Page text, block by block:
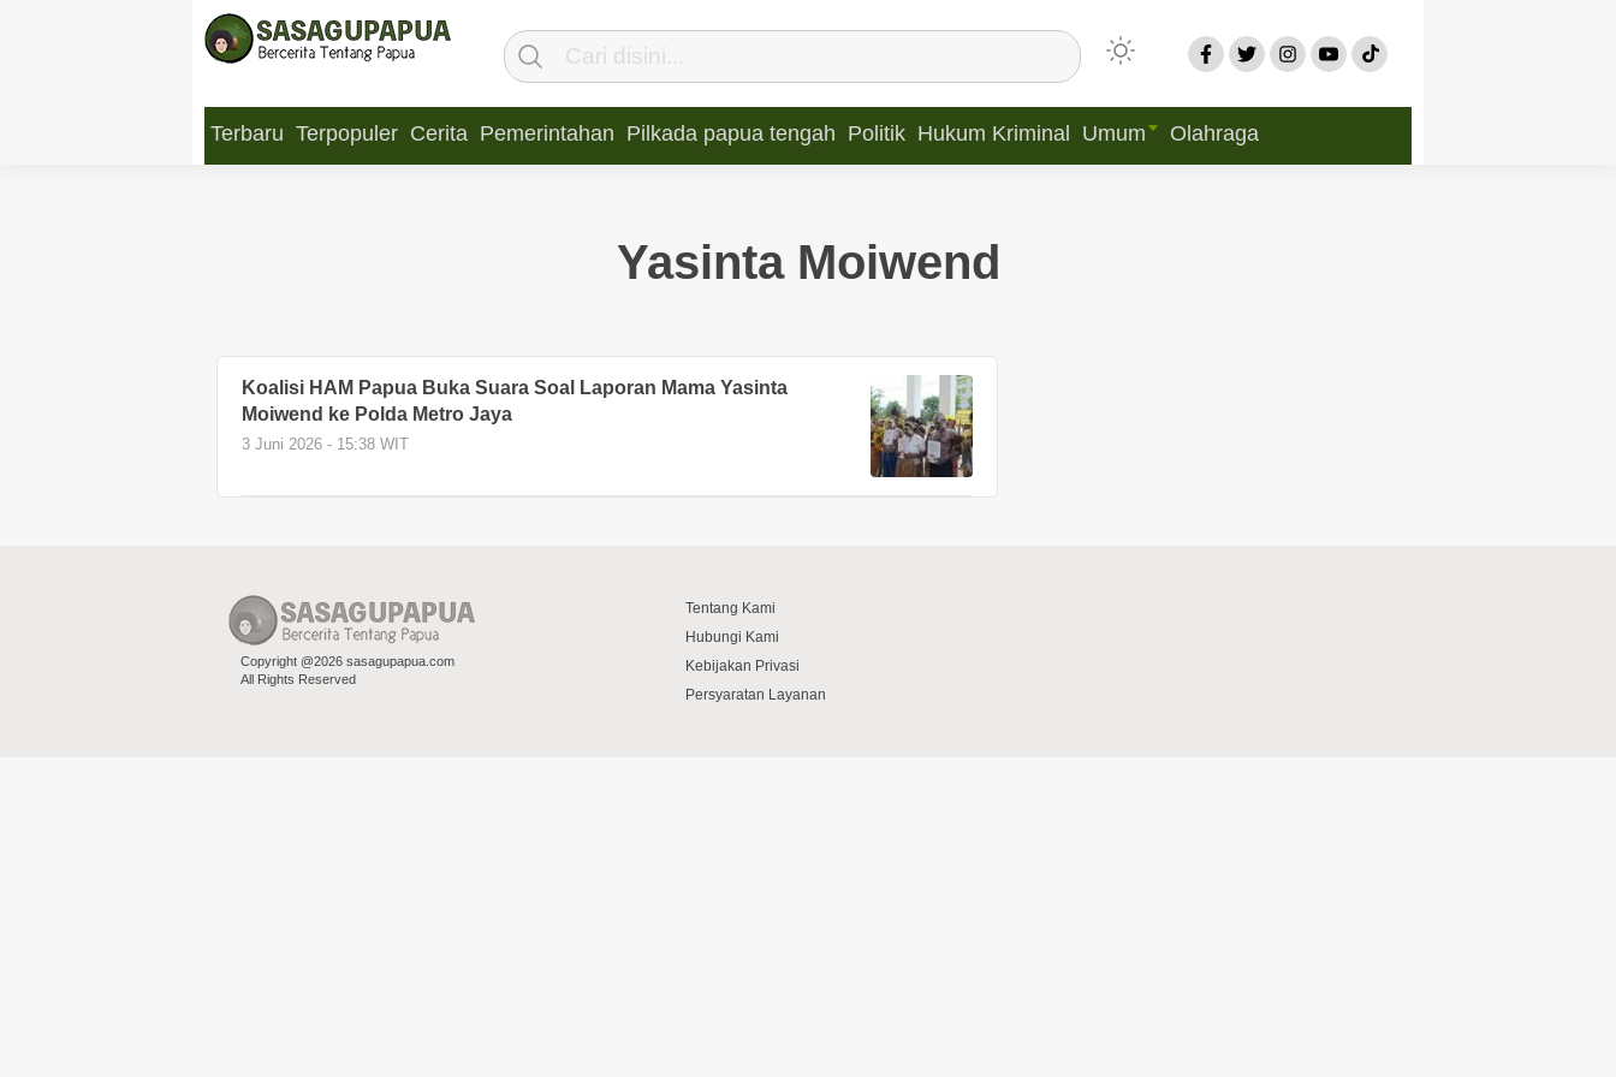
Terbaru Terpopuler Cerita Pemerintahan Pilkada papua tengah Politik Hukum Kriminal Umum Olahraga
Yasinta Moiwend
Koalisi HAM Papua Buka Suara Soal Laporan Mama Yasinta
Moiwend ke Polda Metro Jaya
3 Juni 2026 - 15:38 WIT
Copyright @2026 sasagupapua.com
All Rights Reserved
Tentang Kami
Hubungi Kami
Kebijakan Privasi
Persyaratan Layanan